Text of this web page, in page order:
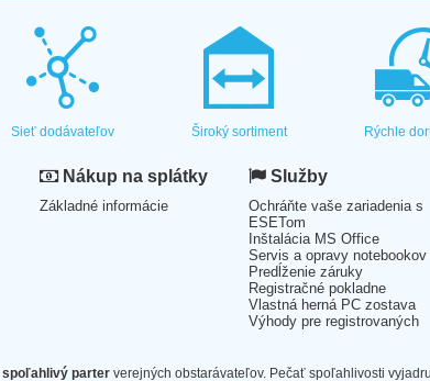
Sieť dodávateľov Široký sortiment Rýchle
Nákup na splátky
Základné informácie
Služby
Ochráňte vaše zariadenia s
ESETom
Inštalácia MS Office
Servis a opravy notebookov
Predĺženie záruky
Registračné pokladne
Vlastná herná PC zostava
Výhody pre registrovaných
spoľahlivý parter verejných obstarávateľov. Pečať spoľahlivosti